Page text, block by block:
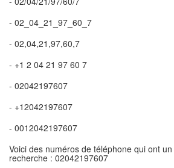
- 02_04_21_97_60_7
- 02,04,21,97,60,7
- +1 2 04 21 97 60 7
- 02042197607
- +12042197607
- 0012042197607
Voici des numéros de téléphone qui ont
recherche : 02042197607